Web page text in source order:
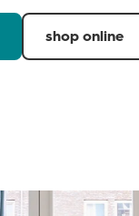
shop online